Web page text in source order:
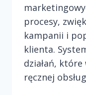
procesy,
kampanii i
klienta.
działań, które
ręcznej